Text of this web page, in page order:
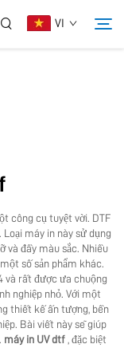
VI
công cụ tuyệt vời. DTF
máy in này sử dụng
và đầy màu sắc. Nhiều
số sản phẩm khác.
và rất được ưa chuộng
nghiệp nhỏ. Với một
thiết kế ấn tượng, bền
Bài viết này sẽ giúp
máy in UV dtf , đặc biệt